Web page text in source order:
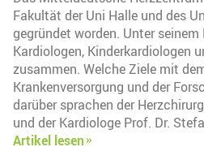
Fakultät der Uni Halle und des
gegründet worden. Unter
Kardiologen, Kinderkardiologen
zusammen. Welche Ziele mit
Krankenversorgung und der
darüber sprachen der
und der Kardiologe Prof. Dr.
Artikel lesen